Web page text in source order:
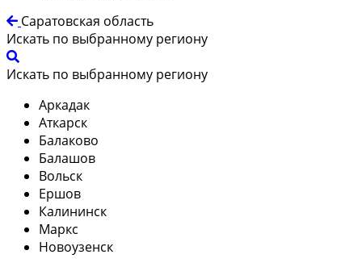
Саратовская область
Искать по выбранному региону
Искать по выбранному региону
Аркадак
Аткарск
Балаково
Балашов
Вольск
Ершов
Калининск
Маркс
Новоузенск